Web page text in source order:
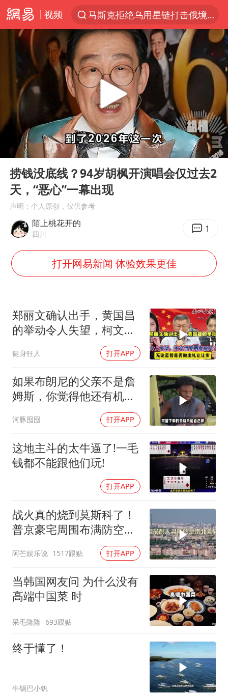
视频
马斯克拒绝乌用星链打击俄境内目标
解锁各地夏日限定体验
男童模仿奥特曼从高处跳下致骨折
富婆带资进组给自己硬加60多场吻戏
黄金创今年来最大单周涨幅
名创优品一次性内裤 颜面尽失
“六爷”挂一颗出场
金饰克价一夜涨回1300元
视频丨中国东方电气集团原党组副书记、董事宋致远被查
白海豚将正面袭击贯穿浙江
酒店回应车内过夜被收150元
牛津大学一纸声明甩不了锅
女主硬加吻戏短剧已下架
包文婧：二胎很难一碗水端平
香港宏福苑火灾或由烟头引起
Play
00:00 08:02
捞钱没底线？94岁胡枫开演唱会仅过去2
天，“恶心”一幕出现
声明：个人原创，仅供参考
陌上桃花开的
四川 1
打开网易新闻 体验效果更佳
郑丽文确认出手，黄国昌
的举动令人失望，柯文哲
健身狂人 打开APP
如果布朗尼的父亲不是詹
姆斯，你觉得他还有机会
河豚囤囤 打开APP
这地主斗的太牛逼了!一毛
钱都不能跟他们玩!
打开APP
战火真的烧到莫斯科了！
普京豪宅周围布满防空
塔，大战一触即发2
阿芒娱乐说 1517跟贴 打开APP
当韩国网友问 为什么没有
高端中国菜 时
呆毛隆隆 693跟贴
终于懂了！
牛锅巴小钒